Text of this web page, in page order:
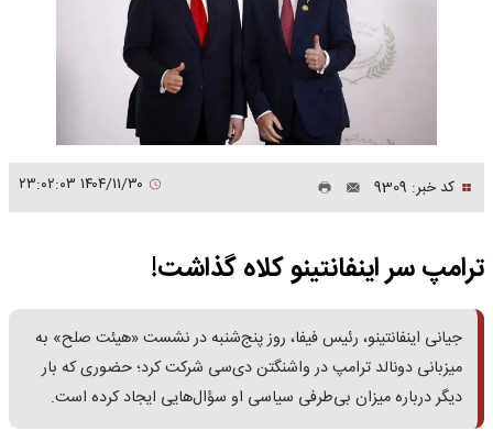
کد خبر: 9309
ترامپ سر اینفانتینو کلاه گذاشت!
جیانی اینفانتینو، رئیس فیفا، روز پنج‌شنبه در نشست «هیئت صلح» به
میزبانی دونالد ترامپ در واشنگتن دی‌سی شرکت کرد؛ حضوری که بار
دیگر درباره میزان بی‌طرفی سیاسی او سؤال‌هایی ایجاد کرده است.